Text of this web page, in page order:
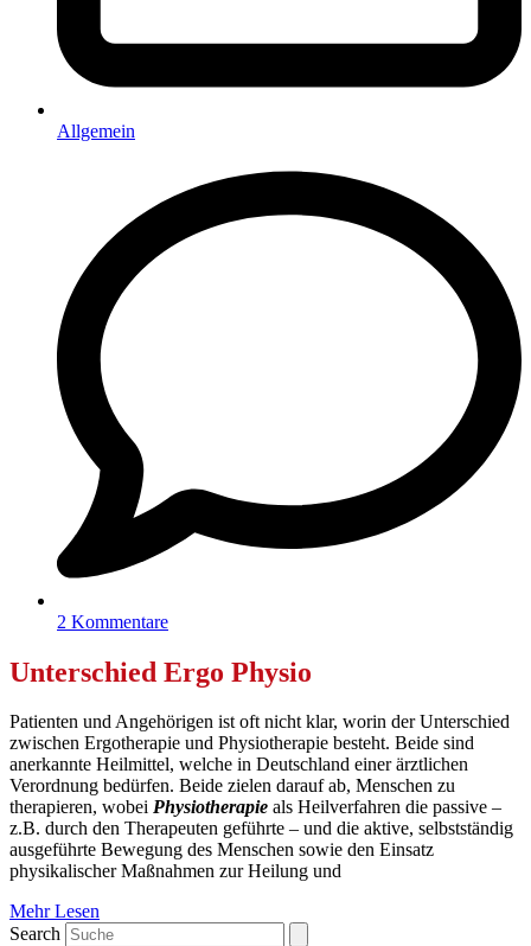
Allgemein
2 Kommentare
Unterschied Ergo Physio
Patienten und Angehörigen ist oft nicht klar, worin der Unterschied
zwischen Ergotherapie und Physiotherapie besteht. Beide sind
anerkannte Heilmittel, welche in Deutschland einer ärztlichen
Verordnung bedürfen. Beide zielen darauf ab, Menschen zu
therapieren, wobei Physiotherapie als Heilverfahren die passive –
z.B. durch den Therapeuten geführte – und die aktive, selbstständig
ausgeführte Bewegung des Menschen sowie den Einsatz
physikalischer Maßnahmen zur Heilung und
Mehr Lesen
Search